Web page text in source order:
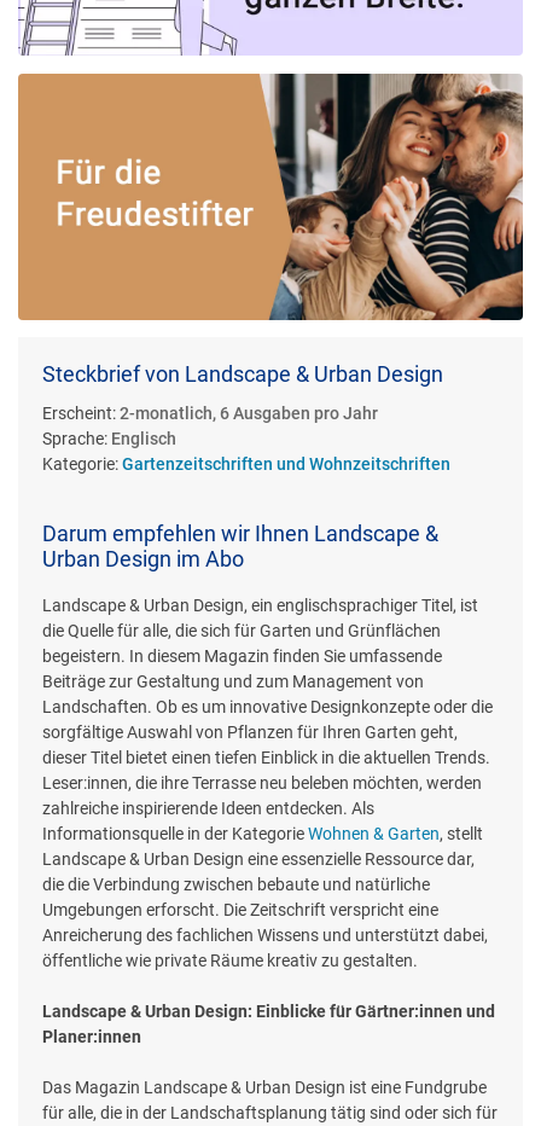
Steckbrief von Landscape & Urban Design
Erscheint:2-monatlich, 6 Ausgaben pro Jahr
Sprache: Englisch
Kategorie:Gartenzeitschriften und Wohnzeitschriften
Darum empfehlen wir Ihnen Landscape &
Urban Design im Abo
Landscape & Urban Design, ein englischsprachiger Titel, ist
die Quelle für alle, die sich für Garten und Grünflächen
begeistern. In diesem Magazin finden Sie umfassende
Beiträge zur Gestaltung und zum Management von
Landschaften. Ob es um innovative Designkonzepte oder die
sorgfältige Auswahl von Pflanzen für Ihren Garten geht,
dieser Titel bietet einen tiefen Einblick in die aktuellen Trends.
Leser:innen, die ihre Terrasse neu beleben möchten, werden
zahlreiche inspirierende Ideen entdecken. Als
Informationsquelle in der KategorieWohnen & Garten, stellt
Landscape & Urban Design eine essenzielle Ressource dar,
die die Verbindung zwischen bebaute und natürliche
Umgebungen erforscht. Die Zeitschrift verspricht eine
Anreicherung des fachlichen Wissens und unterstützt dabei,
öffentliche wie private Räume kreativ zu gestalten.
Landscape & Urban Design: Einblicke für Gärtner:innen und
Planer:innen
Das Magazin Landscape & Urban Design ist eine Fundgrube
für alle, die in der Landschaftsplanung tätig sind oder sich für